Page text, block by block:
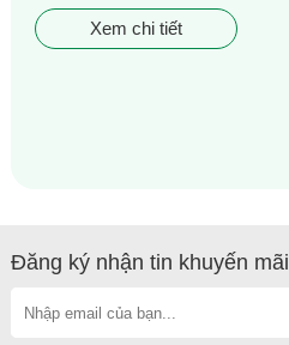
Xem chi tiết
Đăng ký nhận tin khuyến mãi